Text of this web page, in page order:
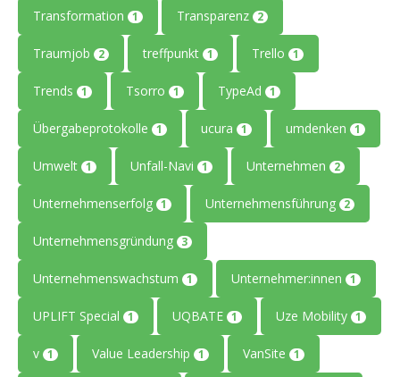
Transformation 1 Transparenz 2
Traumjob 2 treffpunkt 1 Trello 1
Trends 1 Tsorro 1 TypeAd 1
Übergabeprotokolle 1 ucura 1 umdenken 1
Umwelt 1 Unfall-Navi 1 Unternehmen 2
Unternehmenserfolg 1 Unternehmensführung 2
Unternehmensgründung 3
Unternehmenswachstum 1 Unternehmer:innen 1
UPLIFT Special 1 UQBATE 1 Uze Mobility 1
v 1 Value Leadership 1 VanSite 1